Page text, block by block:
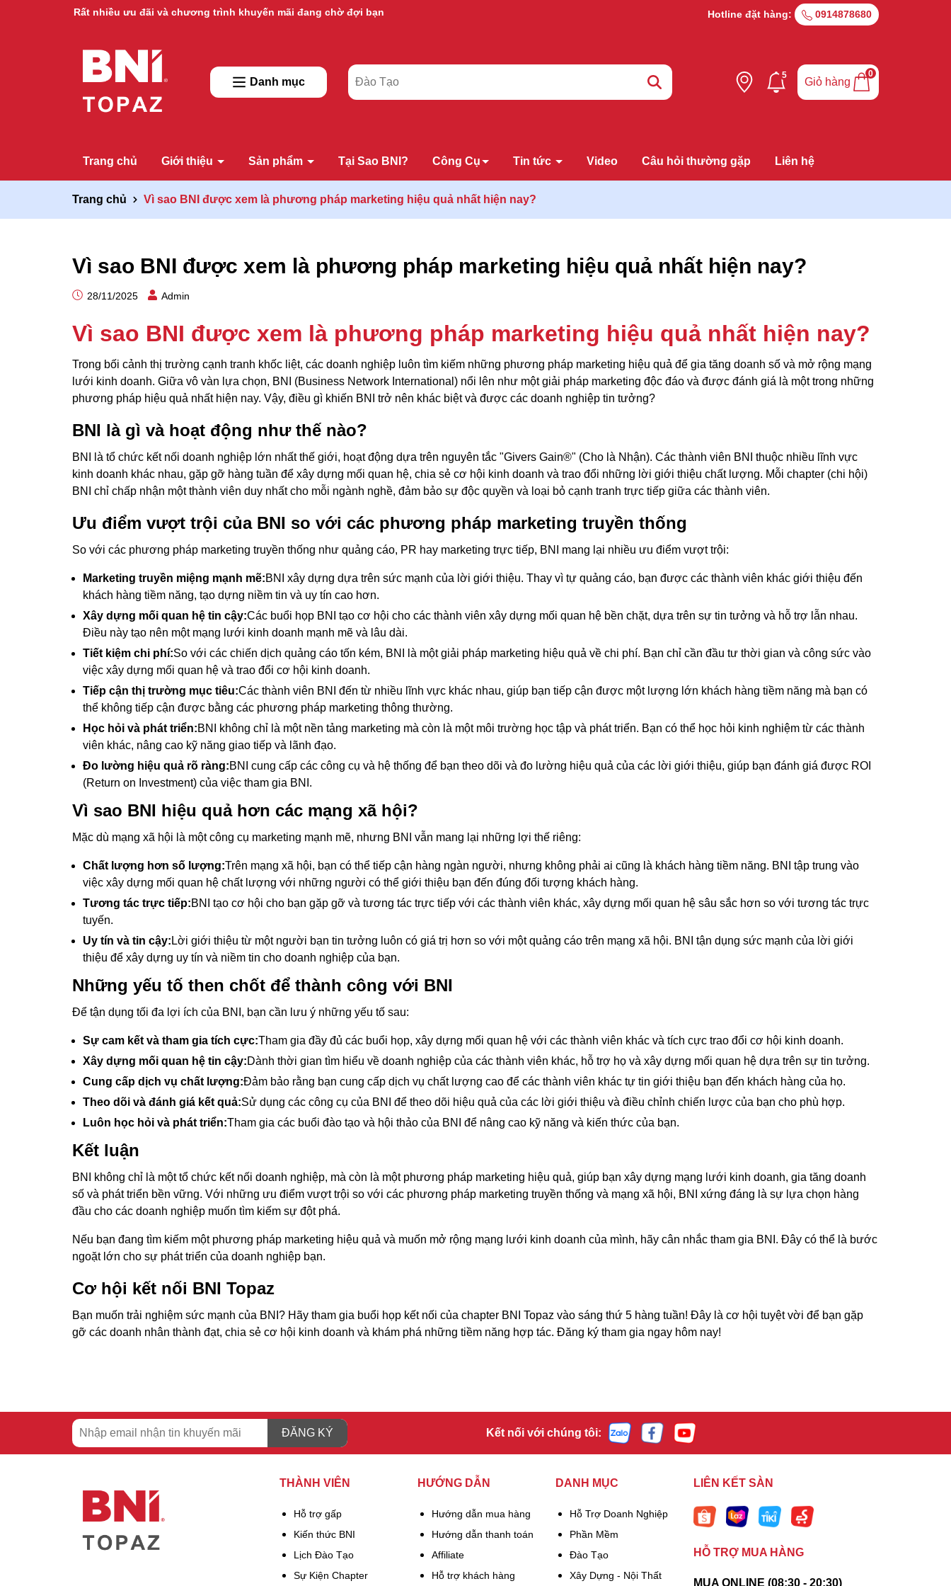
Rất nhiều ưu đãi và chương trình khuyến mãi đang chờ đợi bạn Hotline đặt hàng: 0914878680
Danh mục
5
Giỏ hàng
0
Trang chủ Giới thiệu Sản phẩm Tại Sao BNI? Công Cụ Tin tức Video Câu hỏi thường gặp Liên hệ
Trang chủ Vì sao BNI được xem là phương pháp marketing hiệu quả nhất hiện nay?
Vì sao BNI được xem là phương pháp marketing hiệu quả nhất hiện nay?
28/11/2025 Admin
Vì sao BNI được xem là phương pháp marketing hiệu quả nhất hiện nay?
Trong bối cảnh thị trường cạnh tranh khốc liệt, các doanh nghiệp luôn tìm kiếm những phương pháp marketing hiệu quả để gia tăng doanh số và mở rộng mạng
lưới kinh doanh. Giữa vô vàn lựa chọn, BNI (Business Network International) nổi lên như một giải pháp marketing độc đáo và được đánh giá là một trong những
phương pháp hiệu quả nhất hiện nay. Vậy, điều gì khiến BNI trở nên khác biệt và được các doanh nghiệp tin tưởng?
BNI là gì và hoạt động như thế nào?
BNI là tổ chức kết nối doanh nghiệp lớn nhất thế giới, hoạt động dựa trên nguyên tắc "Givers Gain®" (Cho là Nhận). Các thành viên BNI thuộc nhiều lĩnh vực
kinh doanh khác nhau, gặp gỡ hàng tuần để xây dựng mối quan hệ, chia sẻ cơ hội kinh doanh và trao đổi những lời giới thiệu chất lượng. Mỗi chapter (chi hội)
BNI chỉ chấp nhận một thành viên duy nhất cho mỗi ngành nghề, đảm bảo sự độc quyền và loại bỏ cạnh tranh trực tiếp giữa các thành viên.
Ưu điểm vượt trội của BNI so với các phương pháp marketing truyền thống
So với các phương pháp marketing truyền thống như quảng cáo, PR hay marketing trực tiếp, BNI mang lại nhiều ưu điểm vượt trội:
Marketing truyền miệng mạnh mẽ:BNI xây dựng dựa trên sức mạnh của lời giới thiệu. Thay vì tự quảng cáo, bạn được các thành viên khác giới thiệu đến
khách hàng tiềm năng, tạo dựng niềm tin và uy tín cao hơn.
Xây dựng mối quan hệ tin cậy:Các buổi họp BNI tạo cơ hội cho các thành viên xây dựng mối quan hệ bền chặt, dựa trên sự tin tưởng và hỗ trợ lẫn nhau.
Điều này tạo nên một mạng lưới kinh doanh mạnh mẽ và lâu dài.
Tiết kiệm chi phí:So với các chiến dịch quảng cáo tốn kém, BNI là một giải pháp marketing hiệu quả về chi phí. Bạn chỉ cần đầu tư thời gian và công sức vào
việc xây dựng mối quan hệ và trao đổi cơ hội kinh doanh.
Tiếp cận thị trường mục tiêu:Các thành viên BNI đến từ nhiều lĩnh vực khác nhau, giúp bạn tiếp cận được một lượng lớn khách hàng tiềm năng mà bạn có
thể không tiếp cận được bằng các phương pháp marketing thông thường.
Học hỏi và phát triển:BNI không chỉ là một nền tảng marketing mà còn là một môi trường học tập và phát triển. Bạn có thể học hỏi kinh nghiệm từ các thành
viên khác, nâng cao kỹ năng giao tiếp và lãnh đạo.
Đo lường hiệu quả rõ ràng:BNI cung cấp các công cụ và hệ thống để bạn theo dõi và đo lường hiệu quả của các lời giới thiệu, giúp bạn đánh giá được ROI
(Return on Investment) của việc tham gia BNI.
Vì sao BNI hiệu quả hơn các mạng xã hội?
Mặc dù mạng xã hội là một công cụ marketing mạnh mẽ, nhưng BNI vẫn mang lại những lợi thế riêng:
Chất lượng hơn số lượng:Trên mạng xã hội, bạn có thể tiếp cận hàng ngàn người, nhưng không phải ai cũng là khách hàng tiềm năng. BNI tập trung vào
việc xây dựng mối quan hệ chất lượng với những người có thể giới thiệu bạn đến đúng đối tượng khách hàng.
Tương tác trực tiếp:BNI tạo cơ hội cho bạn gặp gỡ và tương tác trực tiếp với các thành viên khác, xây dựng mối quan hệ sâu sắc hơn so với tương tác trực
tuyến.
Uy tín và tin cậy: Lời giới thiệu từ một người bạn tin tưởng luôn có giá trị hơn so với một quảng cáo trên mạng xã hội. BNI tận dụng sức mạnh của lời giới
thiệu để xây dựng uy tín và niềm tin cho doanh nghiệp của bạn.
Những yếu tố then chốt để thành công với BNI
Để tận dụng tối đa lợi ích của BNI, bạn cần lưu ý những yếu tố sau:
Sự cam kết và tham gia tích cực:Tham gia đầy đủ các buổi họp, xây dựng mối quan hệ với các thành viên khác và tích cực trao đổi cơ hội kinh doanh.
Xây dựng mối quan hệ tin cậy:Dành thời gian tìm hiểu về doanh nghiệp của các thành viên khác, hỗ trợ họ và xây dựng mối quan hệ dựa trên sự tin tưởng.
Cung cấp dịch vụ chất lượng:Đảm bảo rằng bạn cung cấp dịch vụ chất lượng cao để các thành viên khác tự tin giới thiệu bạn đến khách hàng của họ.
Theo dõi và đánh giá kết quả:Sử dụng các công cụ của BNI để theo dõi hiệu quả của các lời giới thiệu và điều chỉnh chiến lược của bạn cho phù hợp.
Luôn học hỏi và phát triển:Tham gia các buổi đào tạo và hội thảo của BNI để nâng cao kỹ năng và kiến thức của bạn.
Kết luận
BNI không chỉ là một tổ chức kết nối doanh nghiệp, mà còn là một phương pháp marketing hiệu quả, giúp bạn xây dựng mạng lưới kinh doanh, gia tăng doanh
số và phát triển bền vững. Với những ưu điểm vượt trội so với các phương pháp marketing truyền thống và mạng xã hội, BNI xứng đáng là sự lựa chọn hàng
đầu cho các doanh nghiệp muốn tìm kiếm sự đột phá.
Nếu bạn đang tìm kiếm một phương pháp marketing hiệu quả và muốn mở rộng mạng lưới kinh doanh của mình, hãy cân nhắc tham gia BNI. Đây có thể là bước
ngoặt lớn cho sự phát triển của doanh nghiệp bạn.
Cơ hội kết nối BNI Topaz
Bạn muốn trải nghiệm sức mạnh của BNI? Hãy tham gia buổi họp kết nối của chapter BNI Topaz vào sáng thứ 5 hàng tuần! Đây là cơ hội tuyệt vời để bạn gặp
gỡ các doanh nhân thành đạt, chia sẻ cơ hội kinh doanh và khám phá những tiềm năng hợp tác. Đăng ký tham gia ngay hôm nay!
ĐĂNG KÝ Kết nối với chúng tôi:
THÀNH VIÊN
Hỗ trợ gấp
Kiến thức BNI
Lịch Đào Tạo
Sự Kiện Chapter
HƯỚNG DẪN
Hướng dẫn mua hàng
Hướng dẫn thanh toán
Affiliate
Hỗ trợ khách hàng
DANH MỤC
Hỗ Trợ Doanh Nghiệp
Phần Mềm
Đào Tạo
Xây Dựng - Nội Thất
LIÊN KẾT SÀN
HỖ TRỢ MUA HÀNG
MUA ONLINE (08:30 - 20:30)